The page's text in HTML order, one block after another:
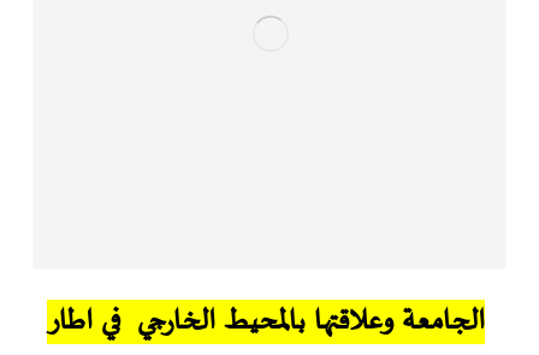
الجامعة وعلاقتها بالمحيط الخارجي في اطار